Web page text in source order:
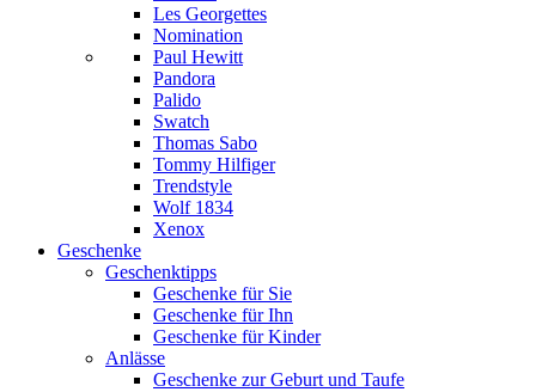
Les Georgettes
Nomination
Paul Hewitt
Pandora
Palido
Swatch
Thomas Sabo
Tommy Hilfiger
Trendstyle
Wolf 1834
Xenox
Geschenke
Geschenktipps
Geschenke für Sie
Geschenke für Ihn
Geschenke für Kinder
Anlässe
Geschenke zur Geburt und Taufe